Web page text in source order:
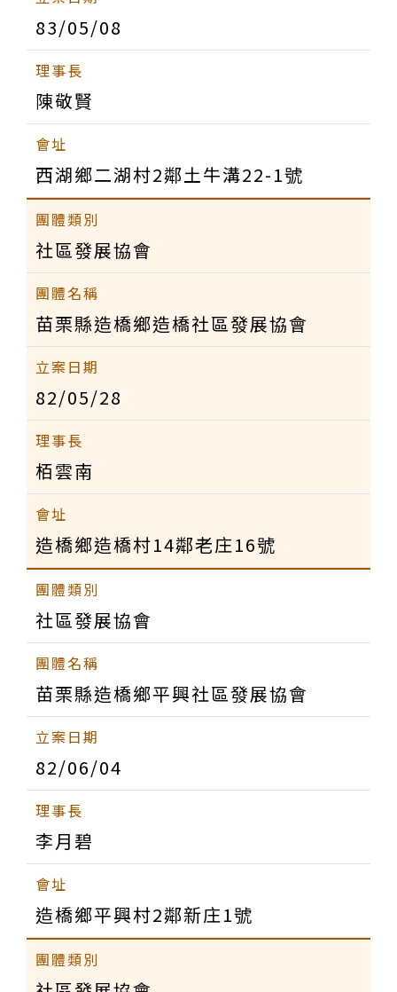
83/05/08
陳敬賢
西湖鄉二湖村2鄰土牛溝22-1號
社區發展協會
苗栗縣造橋鄉造橋社區發展協會
82/05/28
栢雲南
造橋鄉造橋村14鄰老庄16號
社區發展協會
苗栗縣造橋鄉平興社區發展協會
82/06/04
李月碧
造橋鄉平興村2鄰新庄1號